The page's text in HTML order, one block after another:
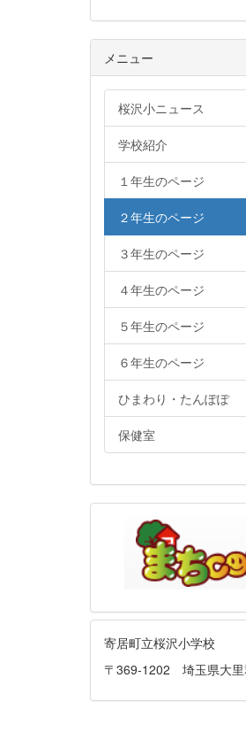
メニュー
桜沢小ニュース
学校紹介
１年生のページ
２年生のページ
３年生のページ
４年生のページ
５年生のページ
６年生のページ
ひまわり・たんぽぽ
保健室
寄居町立桜沢小学校
〒369-1202 埼玉県大